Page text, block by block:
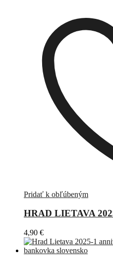
Pridať k obľúbeným
HRAD LIETAVA
4,90 €